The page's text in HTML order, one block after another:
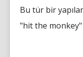
Bu tür bir
"hit the monkey"